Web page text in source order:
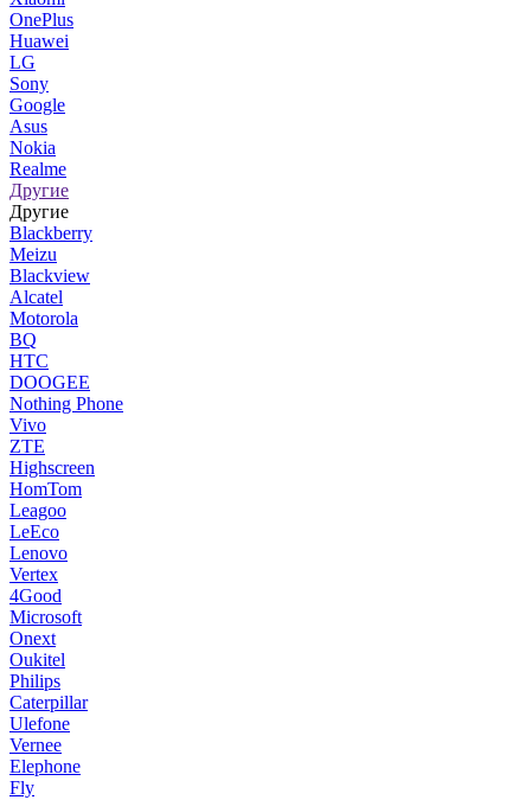
OnePlus
Huawei
LG
Sony
Google
Asus
Nokia
Realme
Другие
Другие
Blackberry
Meizu
Blackview
Alcatel
Motorola
BQ
HTC
DOOGEE
Nothing Phone
Vivo
ZTE
Highscreen
HomTom
Leagoo
LeEco
Lenovo
Vertex
4Good
Microsoft
Onext
Oukitel
Philips
Caterpillar
Ulefone
Vernee
Elephone
Fly